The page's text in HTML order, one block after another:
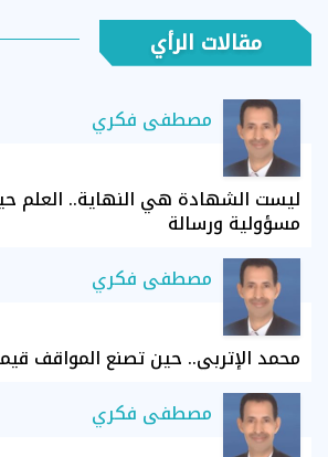
مقالات الرأي
مصطفى فكري
ليست الشهادة هي النهاية.. العلم
مسؤولية ورسالة
مصطفى فكري
محمد الإتربي.. حين تصنع المواقف
مصطفى فكري